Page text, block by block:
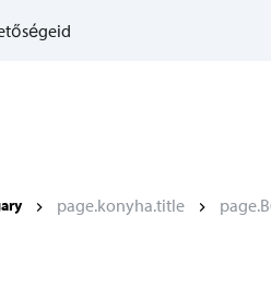
page.konyha.title